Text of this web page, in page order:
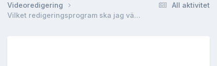
All aktivitet
Videoredigering
Vilket redigeringsprogram ska jag välja?